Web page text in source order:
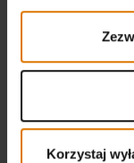
Korzystaj